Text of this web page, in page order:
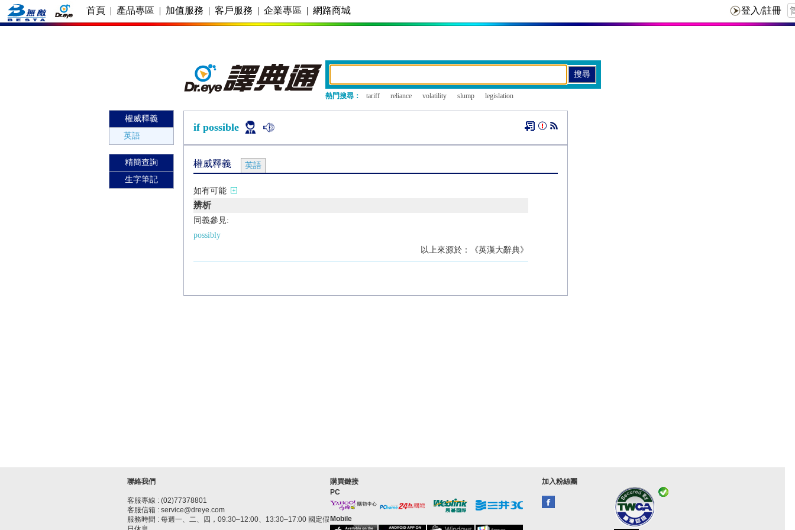
首頁 | 產品專區 | 加值服務 | 客戶服務 | 企業專區 | 網路商城
熱門搜尋： tariff reliance volatility slump legislation
權威釋義
英語
精簡查詢
生字筆記
if possible
權威釋義 英語
如有可能
辨析
同義參見:
possibly
以上來源於：《英漢大辭典》
聯絡我們
客服專線 : (02)77378801
客服信箱 : service@dreye.com
服務時間 : 每週一、二、四，09:30–12:00、13:30–17:00 國定假
購買鏈接
PC
Mobile
加入粉絲團